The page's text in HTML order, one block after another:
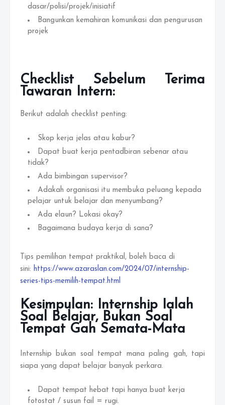
dasar/polisi/projek/inisiatif
Bangunkan kemahiran komunikasi dan pengurusan
projek
Checklist Sebelum Terima
Tawaran Intern:
Berikut adalah checklist penting:
Skop kerja jelas atau kabur?
Dapat buat kerja pentadbiran sebenar atau
tidak?
Ada bimbingan supervisor?
Adakah organisasi itu membuka peluang kepada
pelajar untuk belajar dan menyumbang?
Ada elaun? Lokasi okay?
Bagaimana budaya kerja di sana?
Tips pemilihan tempat praktikal, boleh baca di
sini: https://www.azaraslan.com/2024/07/internship-
series-tips-memilih-tempat.html
Kesimpulan: Internship Ialah
Soal Belajar, Bukan Soal
Tempat Gah Semata-Mata
Internship bukan soal tempat mana paling gah, tapi
siapa yang dapat belajar banyak perkara.
Dapat tempat hebat tapi hanya buat kerja
fotostat / susun fail = rugi.